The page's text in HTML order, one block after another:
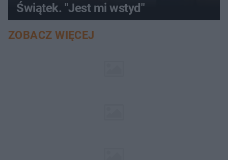
Świątek. "Jest mi wstyd"
ZOBACZ WIĘCEJ